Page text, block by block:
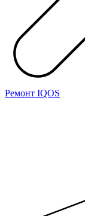
Ремонт IQOS